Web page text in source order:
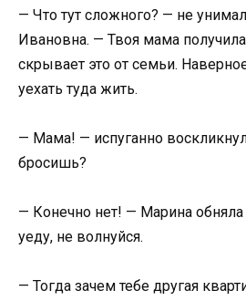
— Что тут сложного? — не
Ивановна. — Твоя мама
скрывает это от семьи.
уехать туда жить.
— Мама! — испуганно
бросишь?
— Конечно нет! — Марина
уеду, не волнуйся.
— Тогда зачем тебе другая